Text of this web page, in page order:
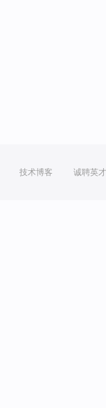
技术博客 诚聘英才